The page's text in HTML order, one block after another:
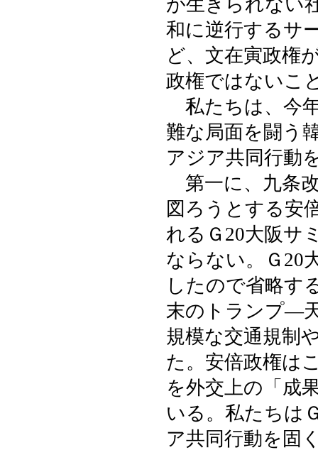
が生きられない
和に逆行するサ
ど、文在寅政権
政権ではないこ
私たちは、今
難な局面を闘う
アジア共同行動
第一に、九条
図ろうとする安
れるＧ20大阪サ
ならない。Ｇ20
したので省略す
末のトランプ―
規模な交通規制
た。安倍政権は
を外交上の「成
いる。私たちは
ア共同行動を固